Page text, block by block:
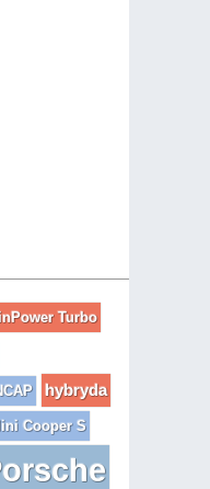
Turbo
hybryda
Cooper S